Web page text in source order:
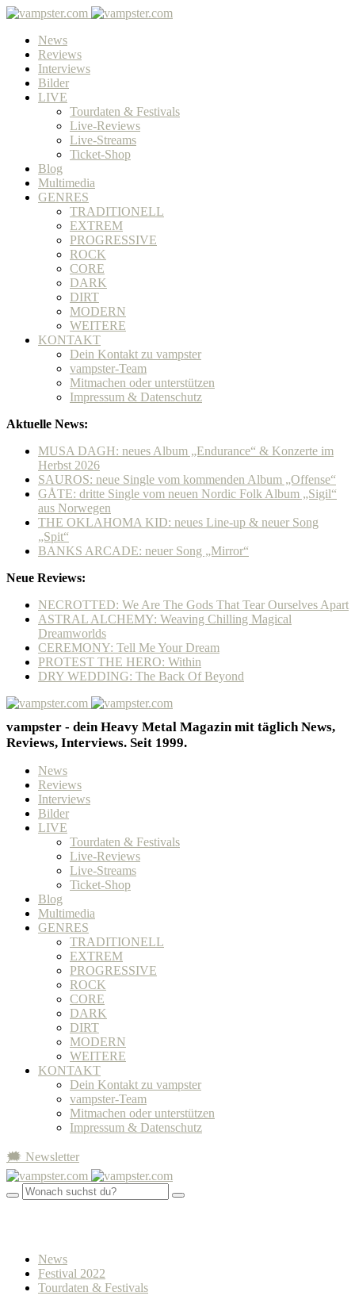
News
Reviews
Interviews
Bilder
LIVE
Tourdaten & Festivals
Live-Reviews
Live-Streams
Ticket-Shop
Blog
Multimedia
GENRES
TRADITIONELL
EXTREM
PROGRESSIVE
ROCK
CORE
DARK
DIRT
MODERN
WEITERE
KONTAKT
Dein Kontakt zu vampster
vampster-Team
Mitmachen oder unterstützen
Impressum & Datenschutz
Aktuelle News:
MUSA DAGH: neues Album „Endurance“ & Konzerte im
Herbst 2026
SAUROS: neue Single vom kommenden Album „Offense“
GÅTE: dritte Single vom neuen Nordic Folk Album „Sigil“
aus Norwegen
THE OKLAHOMA KID: neues Line-up & neuer Song
„Spit“
BANKS ARCADE: neuer Song „Mirror“
Neue Reviews:
NECROTTED: We Are The Gods That Tear Ourselves Apart
ASTRAL ALCHEMY: Weaving Chilling Magical
Dreamworlds
CEREMONY: Tell Me Your Dream
PROTEST THE HERO: Within
DRY WEDDING: The Back Of Beyond
vampster - dein Heavy Metal Magazin mit täglich News,
Reviews, Interviews. Seit 1999.
News
Reviews
Interviews
Bilder
LIVE
Tourdaten & Festivals
Live-Reviews
Live-Streams
Ticket-Shop
Blog
Multimedia
GENRES
TRADITIONELL
EXTREM
PROGRESSIVE
ROCK
CORE
DARK
DIRT
MODERN
WEITERE
KONTAKT
Dein Kontakt zu vampster
vampster-Team
Mitmachen oder unterstützen
Impressum & Datenschutz
🗯 Newsletter
News
Festival 2022
Tourdaten & Festivals